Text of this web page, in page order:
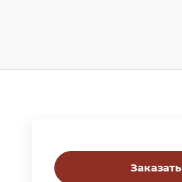
Заказать